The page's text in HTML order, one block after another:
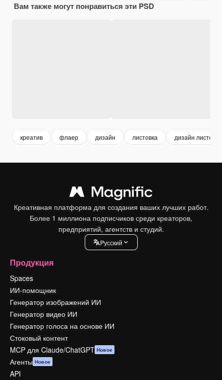
Вам также могут понравиться эти PSD
креатив флаер дизайн листовка дизайн листовки
Креативная платформа для создания ваших лучших работ.
Более 1 миллиона подписчиков среди креаторов,
предприятий, агентств и студий.
Pусский
Продукция
Spaces
ИИ-помощник
Генератор изображений ИИ
Генератор видео ИИ
Генератор голоса на основе ИИ
Стоковый контент
MCP для Claude/ChatGPT Новое
Агенты Новое
API